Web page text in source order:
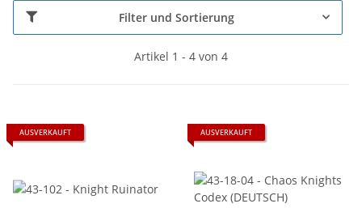
Filter und Sortierung
Artikel 1 - 4 von 4
AUSVERKAUFT AUSVERKAUFT